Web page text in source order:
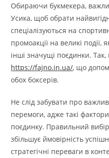
Обираючи букмекера,
Усика, щоб обрати
спеціалізуються на
промоакції на великі
інші значущі поєдинки.
https://fajno.in.ua/, що
обох боксерів.
Не слід забувати про
перемоги, адже такі
поєдинку. Правильний
збільшує ймовірність
стратегічні переваги в